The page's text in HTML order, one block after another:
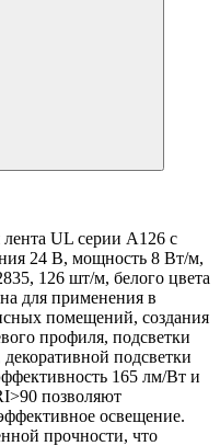
UL серии A126 с
24 В, мощность 8 Вт/м,
126 шт/м, белого цвета
для применения в
помещений, создания
профиля, подсветки
подсветки
165 лм/Вт и
позволяют
освещение.
прочности, что